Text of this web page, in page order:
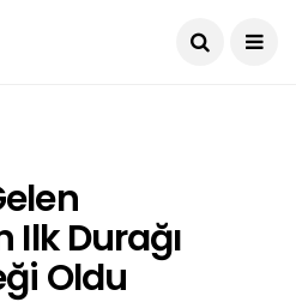
Durağı
Oldu